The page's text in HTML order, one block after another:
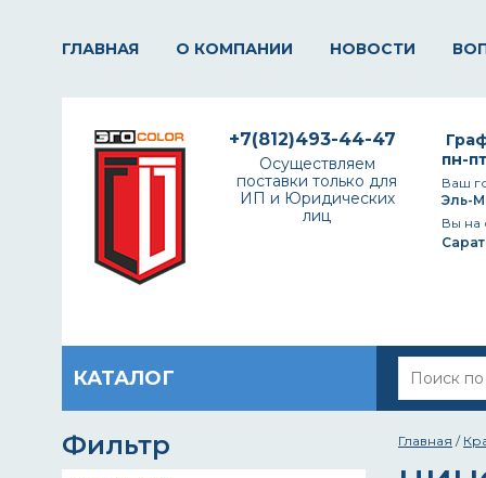
ГЛАВНАЯ О КОМПАНИИ НОВОСТИ
пн-
Ваш
Эль-
Вы на
+7(812)493-44-47
Осуществляем
поставки только для
ИП и Юридических
лиц
КАТАЛОГ
Фильтр Главная /